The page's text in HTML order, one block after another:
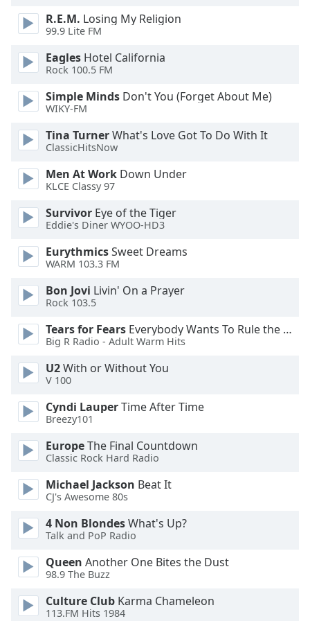
Opacity
Caption
Background
Color
Opacity
Font
Size
Text
Edge
Family
Reset
Close
Modal
End
window.
R.E.M. Losing My Religion
99.9 Lite FM
Eagles Hotel California
Rock 100.5 FM
Simple Minds Don't You (Forget About Me)
WIKY-FM
Tina TurnerWhat's Love Got To Do With It
ClassicHitsNow
Men At Work Down Under
KLCE Classy 97
Survivor Eye of the Tiger
Eddie's Diner WYOO-HD3
EurythmicsSweet Dreams
WARM 103.3 FM
Bon Jovi Livin' On a Prayer
Rock 103.5
Tears for Fears Everybody Wants To Rule the World
Big R Radio - Adult Warm Hits
U2With or Without You
V 100
Cyndi LauperTime After Time
Breezy101
EuropeThe Final Countdown
Classic Rock Hard Radio
Michael Jackson Beat It
CJ's Awesome 80s
4 Non BlondesWhat's Up?
Talk and PoP Radio
Queen Another One Bites the Dust
98.9 The Buzz
Culture Club Karma Chameleon
113.FM Hits 1984